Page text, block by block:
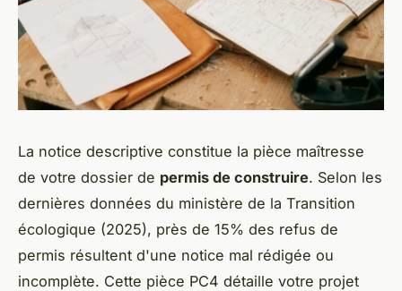
La notice descriptive constitue la pièce maîtresse
de votre dossier de permis de construire. Selon les
dernières données du ministère de la Transition
écologique (2025), près de 15% des refus de
permis résultent d'une notice mal rédigée ou
incomplète. Cette pièce PC4 détaille votre projet